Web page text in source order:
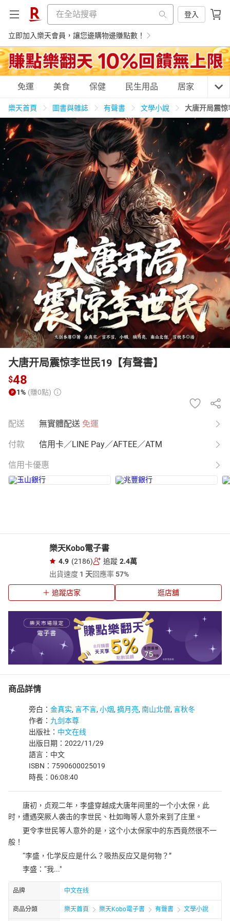
登入
立即加入樂天會員，讓您邊購物邊賺點數！
購物網分類
天天免運 美食蛋糕 養生保健 民生用品
居家生活 3C家電 運動休閒 親子玩具
女裝 男裝 化妝保養 情趣用品
日本購物 電子/紙本書
HOT
免運 美食 保健 民生用品 居家 3C
樂天首頁 圖書與雜誌 有聲書 文學小說 大唐开局震
大唐开局震惊李世民19【有聲書】
$48
1% (賺0點)
配送 無實體配送 免運
付款 信用卡／LINE Pay／AFTEE／ATM
信用卡優惠
樂天Kobo電子書
4.9 (2186) 追蹤 2.4萬
出貨速度 1 天回應率57%
追蹤店家 逛店舖
商品詳情
旁白： 金真实, 言不言, 小烟, 摘月亮, 南山北僧, 言秋冬
作者： 九剑本尊
出版社： 中文在线
出版日期：2022/11/29
語言：中文
ISBN：7590600025019
時長：06:08:40
唐初，贞观二年，李盛穿越成大唐年间里的一个小太保，此
时，遭遇突厥人袭击的李世民、杜如晦等人意外来到了庄里。
更令李世民等人意外的是，这个小太保家中的东西竟然很不一
般！
“李盛，化学反应是什么？吸热反应又是何物？”
李盛：“我..."
品牌 中文在线
商品分類 樂天首頁 樂天Kobo電子書 有聲書 文學小說